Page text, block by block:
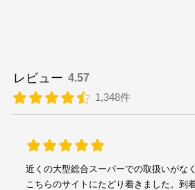
レビュー 4.57
1,348件
近くの大型総合スーパーでの取扱いがな
こちらのサイトにたどり着きました。到